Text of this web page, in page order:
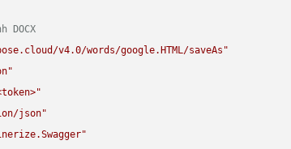
DOCX
v4.0/words/google.HTML/saveAs"
json"